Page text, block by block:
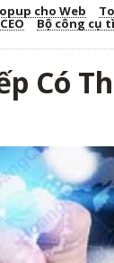
cho Web
Bộ công cụ
Có